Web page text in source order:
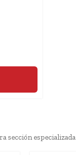
sección especializada